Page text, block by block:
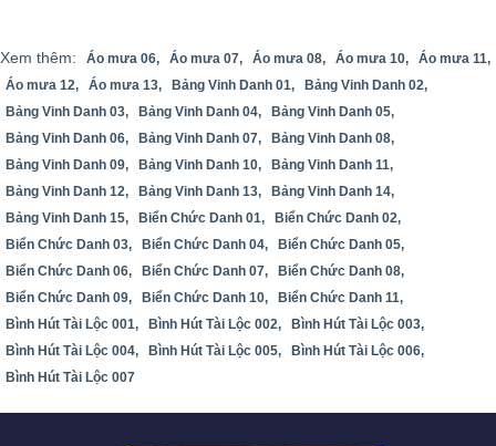
Xem thêm: Áo mưa 06, Áo mưa 07, Áo mưa 08, Áo mưa 10,
Áo mưa 11,
Áo mưa 12,
Áo mưa 13, Bảng Vinh Danh 01,
Bảng Vinh Danh 02,
Bảng Vinh Danh 03,
Bảng Vinh Danh 04,
Bảng Vinh Danh 05,
Bảng Vinh Danh 06,
Bảng Vinh Danh 07,
Bảng Vinh Danh 08,
Bảng Vinh Danh 09,
Bảng Vinh Danh 10,
Bảng Vinh Danh 11,
Bảng Vinh Danh 12,
Bảng Vinh Danh 13,
Bảng Vinh Danh 14,
Bảng Vinh Danh 15,
Biển Chức Danh 01,
Biển Chức Danh 02,
Biển Chức Danh 03,
Biển Chức Danh 04,
Biển Chức Danh 05,
Biển Chức Danh 06,
Biển Chức Danh 07,
Biển Chức Danh 08,
Biển Chức Danh 09,
Biển Chức Danh 10,
Biển Chức Danh 11,
Bình Hút Tài Lộc 001,
Bình Hút Tài Lộc 002,
Bình Hút Tài Lộc 003,
Bình Hút Tài Lộc 004,
Bình Hút Tài Lộc 005,
Bình Hút Tài Lộc 006,
Bình Hút Tài Lộc 007